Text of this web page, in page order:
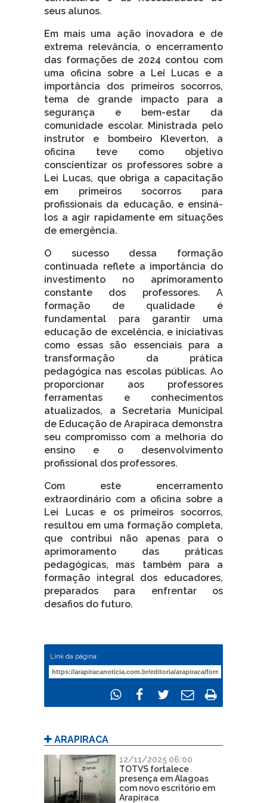
seus alunos.
Em mais uma ação inovadora e de
extrema relevância, o encerramento
das formações de 2024 contou com
uma oficina sobre a Lei Lucas e a
importância dos primeiros socorros,
tema de grande impacto para a
segurança e bem-estar da
comunidade escolar. Ministrada pelo
instrutor e bombeiro Kleverton, a
oficina teve como objetivo
conscientizar os professores sobre a
Lei Lucas, que obriga a capacitação
em primeiros socorros para
profissionais da educação, e ensiná-
los a agir rapidamente em situações
de emergência.
O sucesso dessa formação
continuada reflete a importância do
investimento no aprimoramento
constante dos professores. A
formação de qualidade é
fundamental para garantir uma
educação de excelência, e iniciativas
como essas são essenciais para a
transformação da prática
pedagógica nas escolas públicas. Ao
proporcionar aos professores
ferramentas e conhecimentos
atualizados, a Secretaria Municipal
de Educação de Arapiraca demonstra
seu compromisso com a melhoria do
ensino e o desenvolvimento
profissional dos professores.
Com este encerramento
extraordinário com a oficina sobre a
Lei Lucas e os primeiros socorros,
resultou em uma formação completa,
que contribui não apenas para o
aprimoramento das práticas
pedagógicas, mas também para a
formação integral dos educadores,
preparados para enfrentar os
desafios do futuro.
Link da página:
ARAPIRACA
12/11/2025 06:00
TOTVS fortalece
presença em Alagoas
com novo escritório em
Arapiraca